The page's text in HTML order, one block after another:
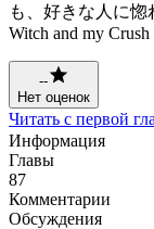
も、好きな人に惚
Witch and my
--
Нет оценок
Читать с первой
Информация
Главы
87
Комментарии
Обсуждения